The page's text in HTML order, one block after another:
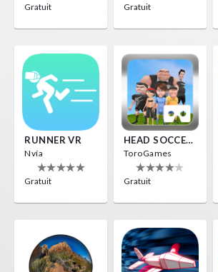
Gratuit Gratuit
RUNNER VR
Nvía
Gratuit
HEAD SOCCER VR
ToroGames
Gratuit